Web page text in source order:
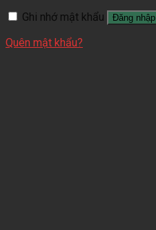
Ghi nhớ mật khẩu
Đăng nhập
Quên mật khẩu?